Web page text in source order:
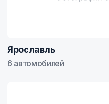
Ярославль
6 автомобилей